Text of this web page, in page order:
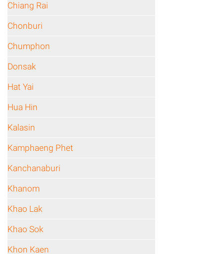
Chiang Rai
Chonburi
Chumphon
Donsak
Hat Yai
Hua Hin
Kalasin
Kamphaeng Phet
Kanchanaburi
Khanom
Khao Lak
Khao Sok
Khon Kaen